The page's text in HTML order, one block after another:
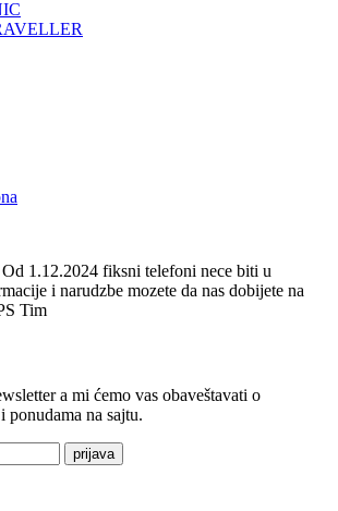
1.12.2024 fiksni telefoni nece biti u
i narudzbe mozete da nas dobijete na
Tim
a mi ćemo vas obaveštavati o
na sajtu.
prijava